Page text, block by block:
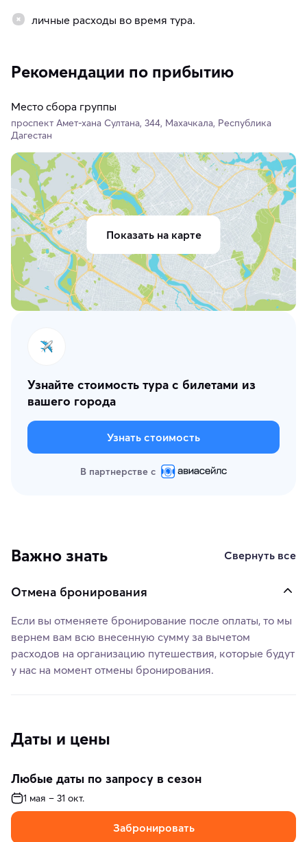
личные расходы во время тура.
Рекомендации по прибытию
Место сбора группы
проспект Амет-хана Султана, 344, Махачкала, Республика
Дагестан
Показать на карте
Узнайте стоимость тура с билетами из
вашего города
Узнать стоимость
В партнерстве с
Важно знать Свернуть все
Отмена бронирования
Если вы отменяете бронирование после оплаты, то мы
вернем вам всю внесенную сумму за вычетом
расходов на организацию путешествия, которые будут
у нас на момент отмены бронирования.
Даты и цены
Любые даты по запросу в сезон
1 мая – 31 окт.
Забронировать